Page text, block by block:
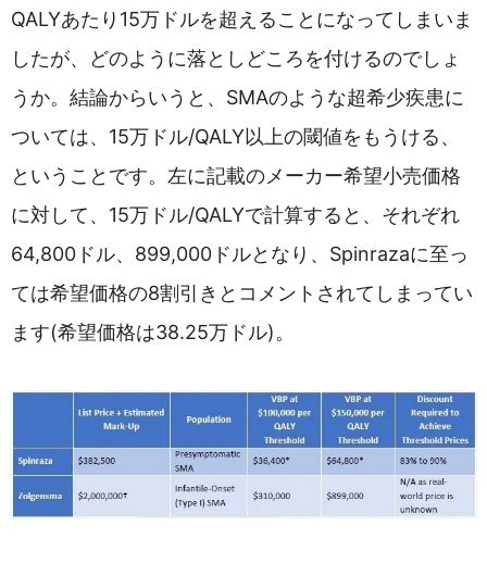
QALYあたり15万ドルを超えることになってしまいま
したが、どのように落としどころを付けるのでしょ
うか。結論からいうと、SMAのような超希少疾患に
ついては、15万ドル/QALY以上の閾値をもうける、
ということです。左に記載のメーカー希望小売価格
に対して、15万ドル/QALYで計算すると、それぞれ
64,800ドル、899,000ドルとなり、Spinrazaに至っ
ては希望価格の8割引きとコメントされてしまってい
ます(希望価格は38.25万ドル)。